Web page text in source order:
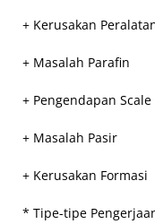
+ Kerusakan
+ Masalah Parafin
+ Pengendapan
+ Masalah Pasir
+ Kerusakan Formasi
* Tipe-tipe